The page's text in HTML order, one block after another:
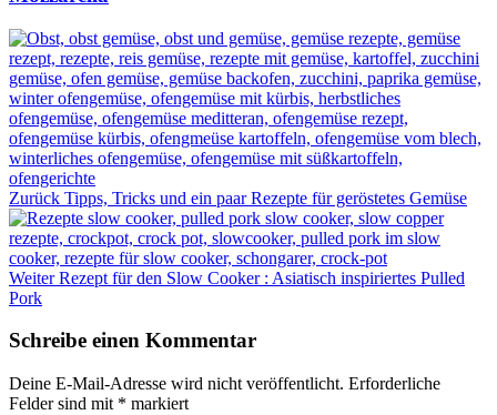
Zurück Tipps, Tricks und ein paar Rezepte für geröstetes Gemüse
WeiterRezept für den Slow Cooker : Asiatisch inspiriertes Pulled
Pork
Schreibe einen Kommentar
Deine E-Mail-Adresse wird nicht veröffentlicht. Erforderliche
Felder sind mit * markiert